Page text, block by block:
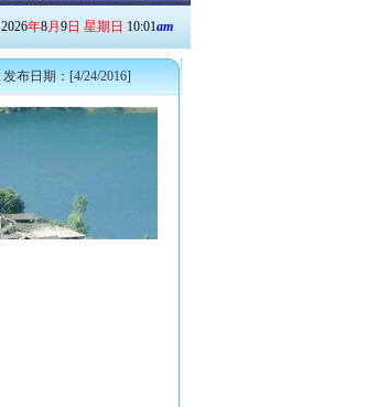
2026年8月 9日 星期日 10:01am
发布日期：[4/24/2016]